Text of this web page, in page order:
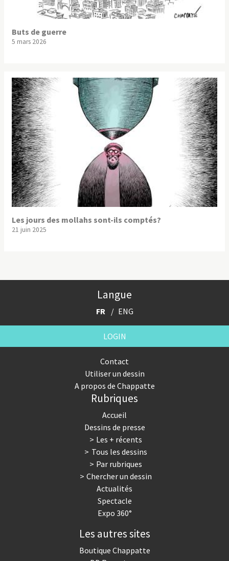
Buts de guerre
5 mars 2026
Les jours des mollahs sont-ils comptés?
21 juin 2025
Langue
FR ENG
LOGIN
Contact
Utiliser un dessin
A propos de Chappatte
Rubriques
Accueil
Dessins de presse
Les + récents
Tous les dessins
Par rubriques
Chercher un dessin
Actualités
Spectacle
Expo 360°
Les autres sites
Boutique Chappatte